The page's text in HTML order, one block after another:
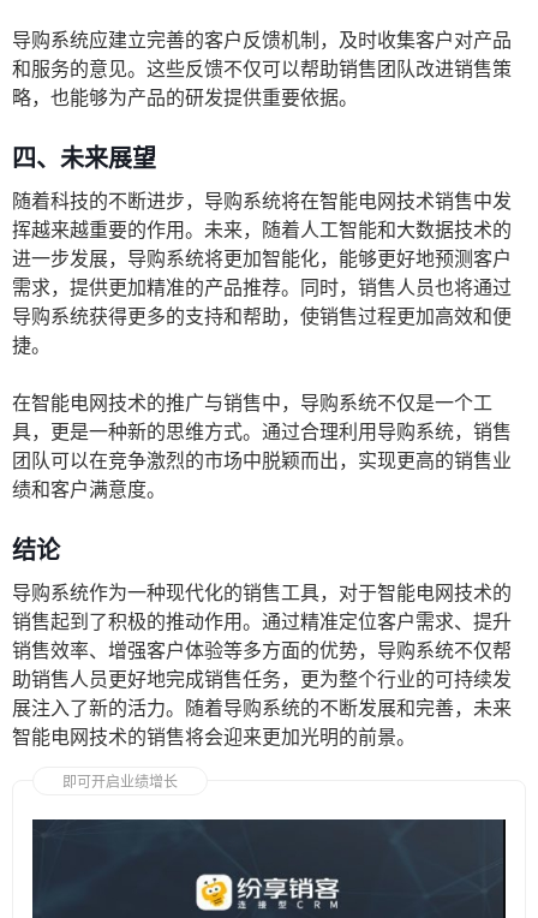
导购系统应建立完善的客户反馈机制，及时收集客户对产品
和服务的意见。这些反馈不仅可以帮助销售团队改进销售策
略，也能够为产品的研发提供重要依据。
四、未来展望
随着科技的不断进步，导购系统将在智能电网技术销售中发
挥越来越重要的作用。未来，随着人工智能和大数据技术的
进一步发展，导购系统将更加智能化，能够更好地预测客户
需求，提供更加精准的产品推荐。同时，销售人员也将通过
导购系统获得更多的支持和帮助，使销售过程更加高效和便
捷。
在智能电网技术的推广与销售中，导购系统不仅是一个工
具，更是一种新的思维方式。通过合理利用导购系统，销售
团队可以在竞争激烈的市场中脱颖而出，实现更高的销售业
绩和客户满意度。
结论
导购系统作为一种现代化的销售工具，对于智能电网技术的
销售起到了积极的推动作用。通过精准定位客户需求、提升
销售效率、增强客户体验等多方面的优势，导购系统不仅帮
助销售人员更好地完成销售任务，更为整个行业的可持续发
展注入了新的活力。随着导购系统的不断发展和完善，未来
智能电网技术的销售将会迎来更加光明的前景。
即可开启业绩增长